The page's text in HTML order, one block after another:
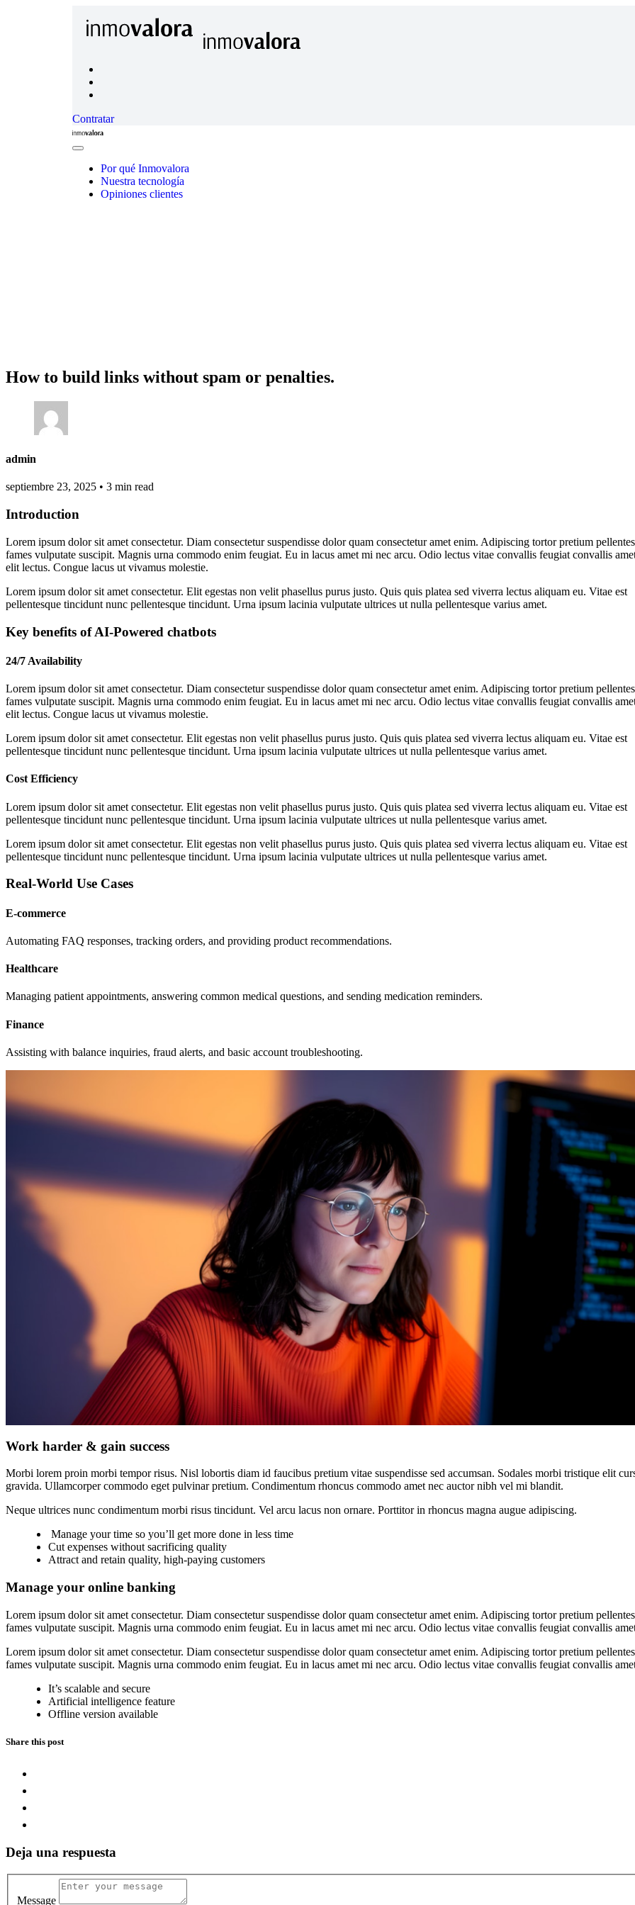
Contratar
Inmovalora
Close
Por qué Inmovalora
Nuestra tecnología
Opiniones clientes
How to build links without spam or penalties.
admin
septiembre 23, 2025 • 3 min read
Introduction
Lorem ipsum dolor sit amet consectetur. Diam consectetur suspendisse dolor quam consectetur amet enim. Adipiscing tortor pretium
fames vulputate suscipit. Magnis urna commodo enim feugiat. Eu in lacus amet mi nec arcu. Odio lectus vitae convallis feugiat convallis
elit lectus. Congue lacus ut vivamus molestie.
Lorem ipsum dolor sit amet consectetur. Elit egestas non velit phasellus purus justo. Quis quis platea sed viverra lectus aliquam eu. Vitae est
pellentesque tincidunt nunc pellentesque tincidunt. Urna ipsum lacinia vulputate ultrices ut nulla pellentesque varius amet.
Key benefits of AI-Powered chatbots
24/7 Availability
Lorem ipsum dolor sit amet consectetur. Diam consectetur suspendisse dolor quam consectetur amet enim. Adipiscing tortor pretium
fames vulputate suscipit. Magnis urna commodo enim feugiat. Eu in lacus amet mi nec arcu. Odio lectus vitae convallis feugiat convallis
elit lectus. Congue lacus ut vivamus molestie.
Lorem ipsum dolor sit amet consectetur. Elit egestas non velit phasellus purus justo. Quis quis platea sed viverra lectus aliquam eu. Vitae est
pellentesque tincidunt nunc pellentesque tincidunt. Urna ipsum lacinia vulputate ultrices ut nulla pellentesque varius amet.
Cost Efficiency
Lorem ipsum dolor sit amet consectetur. Elit egestas non velit phasellus purus justo. Quis quis platea sed viverra lectus aliquam eu. Vitae est
pellentesque tincidunt nunc pellentesque tincidunt. Urna ipsum lacinia vulputate ultrices ut nulla pellentesque varius amet.
Lorem ipsum dolor sit amet consectetur. Elit egestas non velit phasellus purus justo. Quis quis platea sed viverra lectus aliquam eu. Vitae est
pellentesque tincidunt nunc pellentesque tincidunt. Urna ipsum lacinia vulputate ultrices ut nulla pellentesque varius amet.
Real-World Use Cases
E-commerce
Automating FAQ responses, tracking orders, and providing product recommendations.
Healthcare
Managing patient appointments, answering common medical questions, and sending medication reminders.
Finance
Assisting with balance inquiries, fraud alerts, and basic account troubleshooting.
Work harder & gain success
Morbi lorem proin morbi tempor risus. Nisl lobortis diam id faucibus pretium vitae suspendisse sed accumsan. Sodales morbi tristique elit
gravida. Ullamcorper commodo eget pulvinar pretium. Condimentum rhoncus commodo amet nec auctor nibh vel mi blandit.
Neque ultrices nunc condimentum morbi risus tincidunt. Vel arcu lacus non ornare. Porttitor in rhoncus magna augue adipiscing.
Manage your time so you’ll get more done in less time
Cut expenses without sacrificing quality
Attract and retain quality, high-paying customers
Manage your online banking
Lorem ipsum dolor sit amet consectetur. Diam consectetur suspendisse dolor quam consectetur amet enim. Adipiscing tortor pretium
fames vulputate suscipit. Magnis urna commodo enim feugiat. Eu in lacus amet mi nec arcu. Odio lectus vitae convallis feugiat convallis
Lorem ipsum dolor sit amet consectetur. Diam consectetur suspendisse dolor quam consectetur amet enim. Adipiscing tortor pretium
fames vulputate suscipit. Magnis urna commodo enim feugiat. Eu in lacus amet mi nec arcu. Odio lectus vitae convallis feugiat convallis
It’s scalable and secure
Artificial intelligence feature
Offline version available
Share this post
Deja una respuesta
Message